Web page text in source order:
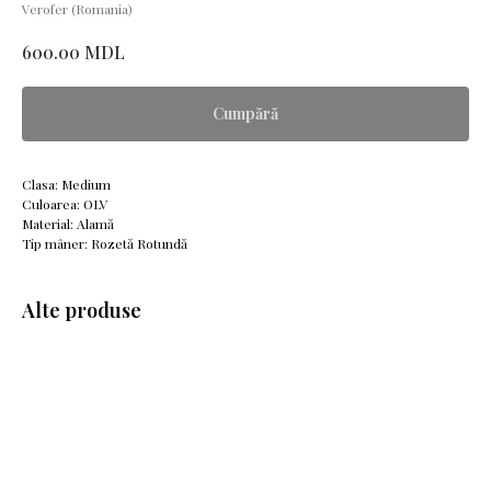
Verofer (Romania)
600.00 MDL
Cumpără
Clasa: Medium
Culoarea: OLV
Material: Alamă
Tip mâner: Rozetă Rotundă
Alte produse